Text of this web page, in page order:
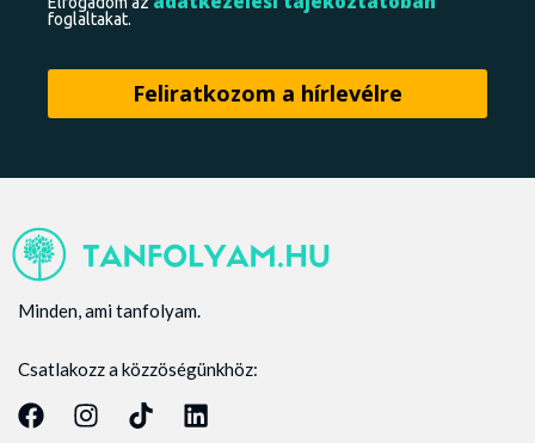
foglaltakat.
Minden, ami tanfolyam.
Csatlakozz a közzöségünkhöz: